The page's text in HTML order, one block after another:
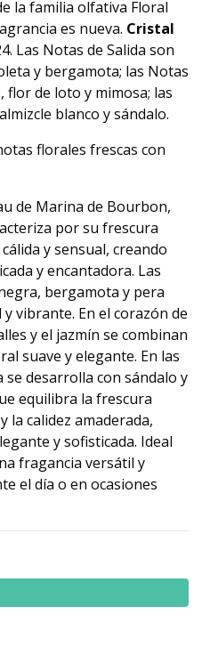
la familia olfativa Floral
es nueva. Cristal
Las Notas de Salida son
y bergamota; las Notas
flor de loto y mimosa; las
blanco y sándalo.
florales frescas con
de Marina de Bourbon,
por su frescura
y sensual, creando
y encantadora. Las
bergamota y pera
vibrante. En el corazón de
y el jazmín se combinan
suave y elegante. En las
desarrolla con sándalo y
equilibra la frescura
la calidez amaderada,
y sofisticada. Ideal
fragancia versátil y
el día o en ocasiones